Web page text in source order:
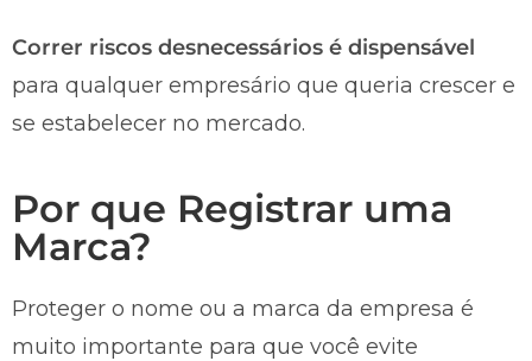
Correr riscos desnecessários é dispensável
para qualquer empresário que queria crescer e
se estabelecer no mercado.
Por que Registrar uma
Marca?
Proteger o nome ou a marca da empresa é
muito importante para que você evite